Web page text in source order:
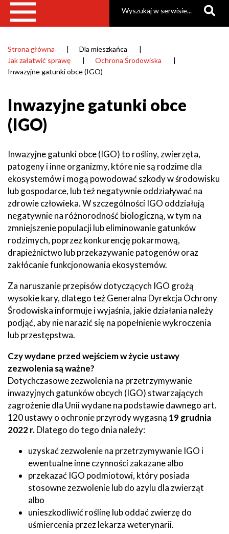
Ścieżka
nawigacyjna
Strona główna
Dla mieszkańca
Jak załatwić sprawę
Ochrona Środowiska
Inwazyjne gatunki obce (IGO)
Inwazyjne gatunki obce
(IGO)
Inwazyjne gatunki obce (IGO) to rośliny, zwierzęta,
patogeny i inne organizmy, które nie są rodzime dla
ekosystemów i mogą powodować szkody w środowisku
lub gospodarce, lub też negatywnie oddziaływać na
zdrowie człowieka. W szczególności IGO oddziałują
negatywnie na różnorodność biologiczną, w tym na
zmniejszenie populacji lub eliminowanie gatunków
rodzimych, poprzez konkurencję pokarmową,
drapieżnictwo lub przekazywanie patogenów oraz
zakłócanie funkcjonowania ekosystemów.
Za naruszanie przepisów dotyczących IGO grożą
wysokie kary, dlatego też Generalna Dyrekcja Ochrony
Środowiska informuje i wyjaśnia, jakie działania należy
podjąć, aby nie narazić się na popełnienie wykroczenia
lub przestępstwa.
Czy wydane przed wejściem w życie ustawy
zezwolenia są ważne?
Dotychczasowe zezwolenia na przetrzymywanie
inwazyjnych gatunków obcych (IGO) stwarzających
zagrożenie dla Unii wydane na podstawie dawnego art.
120 ustawy o ochronie przyrody wygasną 19 grudnia
2022 r.Dlatego do tego dnia należy:
uzyskać zezwolenie na przetrzymywanie IGO i
ewentualne inne czynności zakazane albo
przekazać IGO podmiotowi, który posiada
stosowne zezwolenie lub do azylu dla zwierząt
albo
unieszkodliwić roślinę lub oddać zwierzę do
uśmiercenia przez lekarza weterynarii.